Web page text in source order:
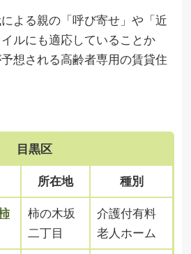
よる親の「呼び寄せ」や「近
ルにも適応していることか
想される高齢者専用の賃貸住
目黒区
所在地
種別
柿の木坂
二丁目
介護付有料
老人ホーム